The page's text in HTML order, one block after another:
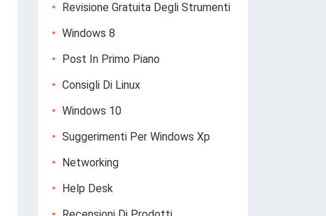
Revisione Gratuita Degli Strumenti
Windows 8
Post In Primo Piano
Consigli Di Linux
Windows 10
Suggerimenti Per Windows Xp
Networking
Help Desk